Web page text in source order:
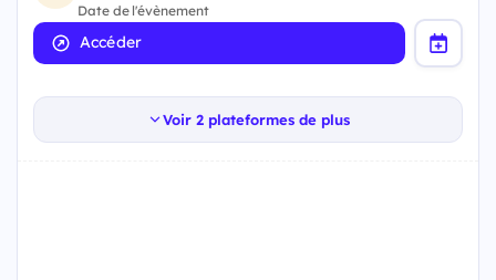
Date de l'évènement
Accéder
Voir 2 plateformes de plus